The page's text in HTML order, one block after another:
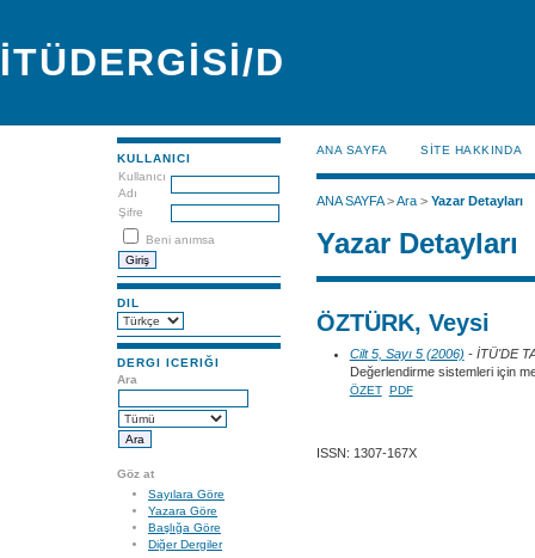
İTÜDERGİSİ/D
KULLANICI
Kullanıcı
Adı
Şifre
Beni anımsa
DIL
DERGI ICERIĞI
Ara
Göz at
Sayılara Göre
Yazara Göre
Başlığa Göre
Diğer Dergiler
ANA SAYFA SİTE HAKKINDA
ANA SAYFA>Ara> Yazar Detayları
Yazar Detayları
ÖZTÜRK, Veysi
Cilt 5, Sayı 5 (2006) - İTÜ'DE
Değerlendirme sistemleri için
ÖZET PDF
ISSN: 1307-167X